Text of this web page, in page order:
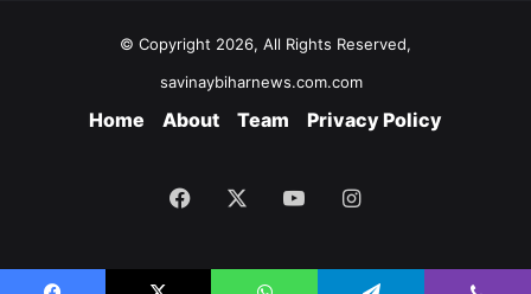
© Copyright 2026, All Rights Reserved,
savinaybiharnews.com.com
Home About Team Privacy Policy
Facebook YouTubeInstagram